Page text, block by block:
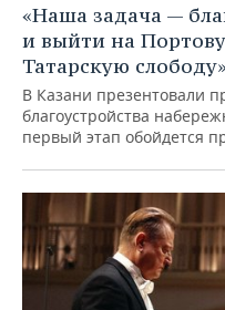
ФИГУРНОЕ КАТАНИЕ
ВОДНЫЕ ВИДЫ СПОРТА
ХОККЕЙ С МЯЧОМ
МЕДИЦИНА
ОБРАЗОВАНИЕ
ПРОИСШЕСТВИЯ
«Наша задача —
и выйти на
Татарскую
В Казани презентовали
благоустройства
первый этап обойдется